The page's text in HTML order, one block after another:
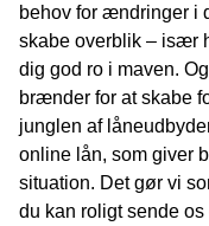
behov for ændringer i
skabe overblik – især
dig god ro i maven.
brænder for at skabe
junglen af
online lån, som giver
situation. Det gør vi
du kan roligt sende